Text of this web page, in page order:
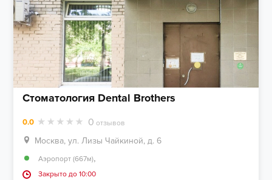
Стоматология Dental Brothers
0.0 0 отзывов
Москва, ул. Лизы Чайкиной, д. 6
Аэропорт (667м),
Закрыто до 10:00